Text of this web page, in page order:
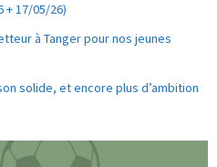
+ 17/05/26)
à Tanger pour nos jeunes
solide, et encore plus d’ambition